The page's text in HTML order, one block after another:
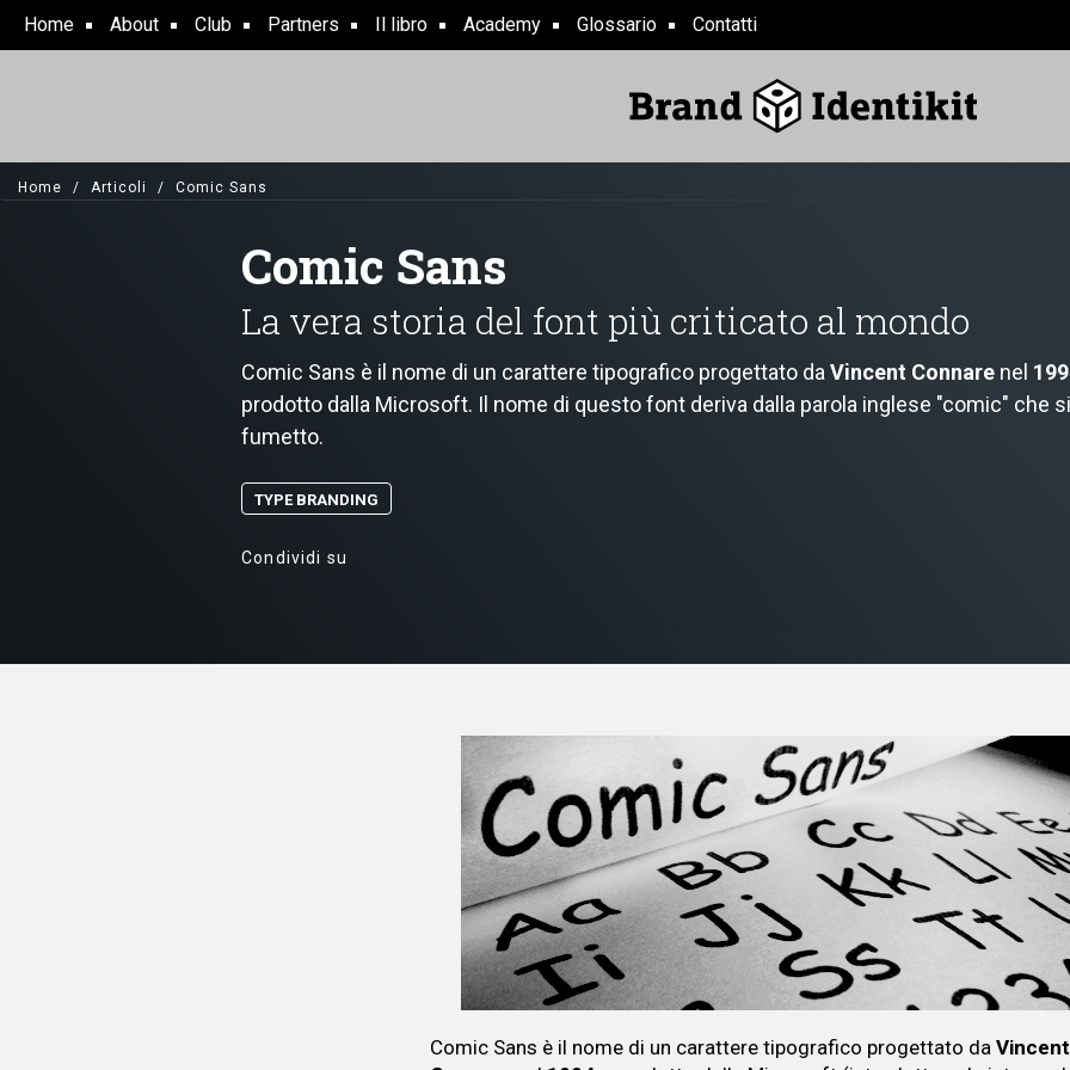
Skip
Home About Club Partners Il libro Academy Glossario Contatti
Home Articoli Comic Sans
Comic Sans
La vera storia del font più criticato al mondo
Comic Sans è il nome di un carattere tipografico progettato da Vincent Connare nel
prodotto dalla Microsoft. Il nome di questo font deriva dalla parola inglese "comic" che
fumetto.
TYPE BRANDING
Condividi su
Comic Sans è il nome di un carattere tipografico progettato daVincent